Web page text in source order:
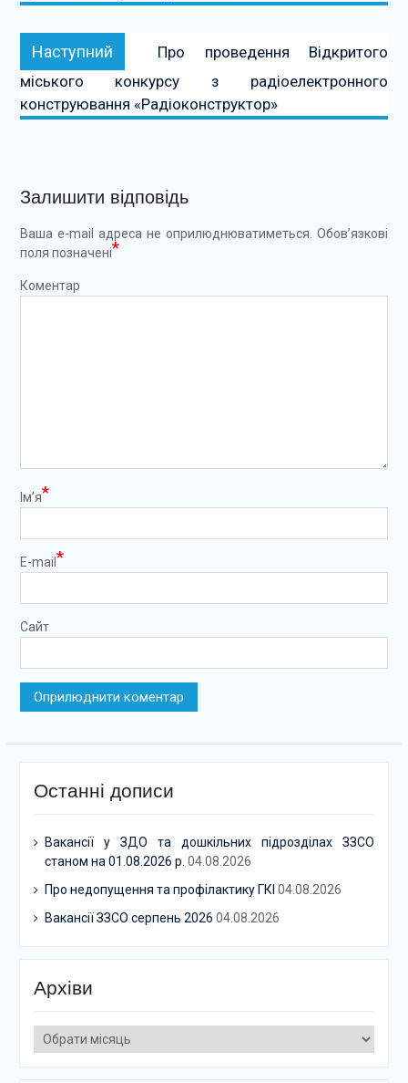
Наступний Наступний:
Про проведення Відкритого
міського конкурсу з радіоелектронного
конструювання «Радіоконструктор»
Залишити відповідь
Ваша e-mail адреса не оприлюднюватиметься. Обов’язкові
поля позначені*
Коментар
Ім’я*
E-mail *
Сайт
Останні дописи
Вакансії у ЗДО та дошкільних підрозділах ЗЗСО
станом на 01.08.2026 р. 04.08.2026
Про недопущення та профілактику ГКІ 04.08.2026
Вакансії ЗЗСО серпень 2026 04.08.2026
Архіви
Архіви